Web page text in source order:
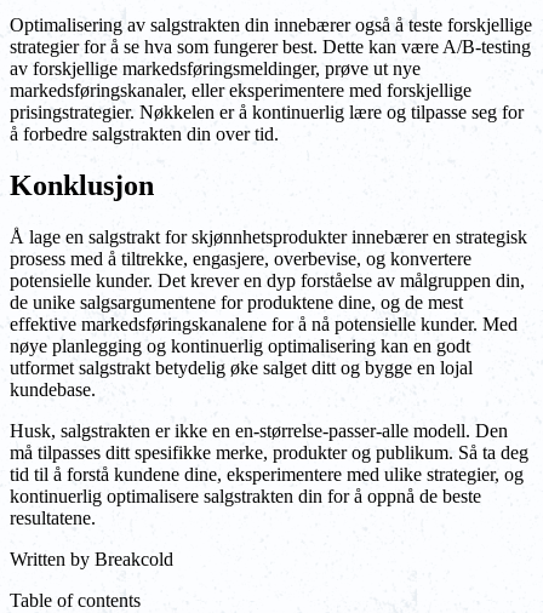
Optimalisering av salgstrakten din innebærer også å teste forskjellige
strategier for å se hva som fungerer best. Dette kan være A/B-testing
av forskjellige markedsføringsmeldinger, prøve ut nye
markedsføringskanaler, eller eksperimentere med forskjellige
prisingstrategier. Nøkkelen er å kontinuerlig lære og tilpasse seg for
å forbedre salgstrakten din over tid.
Konklusjon
Å lage en salgstrakt for skjønnhetsprodukter innebærer en strategisk
prosess med å tiltrekke, engasjere, overbevise, og konvertere
potensielle kunder. Det krever en dyp forståelse av målgruppen din,
de unike salgsargumentene for produktene dine, og de mest
effektive markedsføringskanalene for å nå potensielle kunder. Med
nøye planlegging og kontinuerlig optimalisering kan en godt
utformet salgstrakt betydelig øke salget ditt og bygge en lojal
kundebase.
Husk, salgstrakten er ikke en en-størrelse-passer-alle modell. Den
må tilpasses ditt spesifikke merke, produkter og publikum. Så ta deg
tid til å forstå kundene dine, eksperimentere med ulike strategier, og
kontinuerlig optimalisere salgstrakten din for å oppnå de beste
resultatene.
Written by Breakcold
Table of contents